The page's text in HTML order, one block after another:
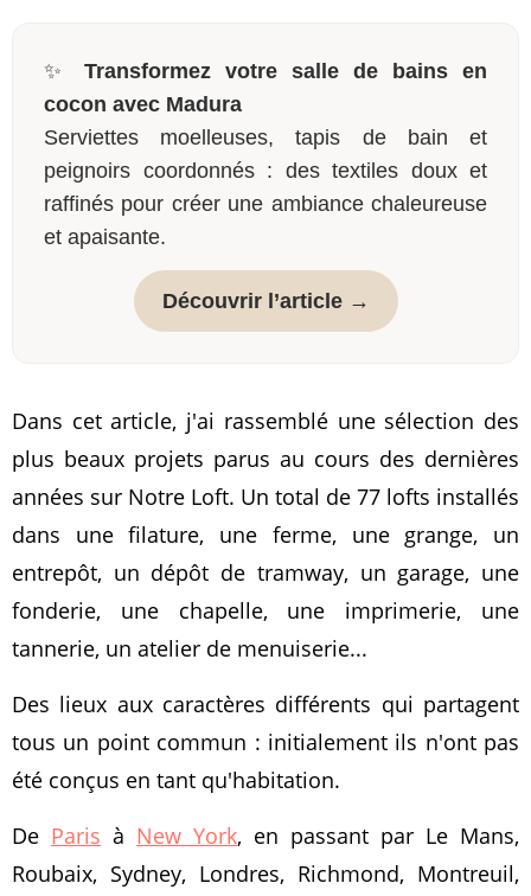
✨ Transformez votre salle de bains en
cocon avec Madura
Serviettes moelleuses, tapis de bain et
peignoirs coordonnés : des textiles doux et
raffinés pour créer une ambiance chaleureuse
et apaisante.
Découvrir l’article →
Dans cet article, j'ai rassemblé une sélection des
plus beaux projets parus au cours des dernières
années sur Notre Loft. Un total de 77 lofts installés
dans une filature, une ferme, une grange, un
entrepôt, un dépôt de tramway, un garage, une
fonderie, une chapelle, une imprimerie, une
tannerie, un atelier de menuiserie...
Des lieux aux caractères différents qui partagent
tous un point commun : initialement ils n'ont pas
été conçus en tant qu'habitation.
De Paris à New York, en passant par Le Mans,
Roubaix, Sydney, Londres, Richmond, Montreuil,